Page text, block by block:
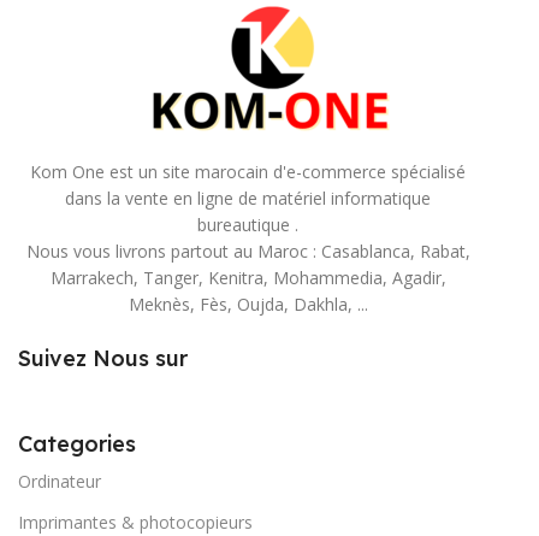
Kom One est un site marocain d'e-commerce spécialisé
dans la vente en ligne de matériel informatique
bureautique .
Nous vous livrons partout au Maroc : Casablanca, Rabat,
Marrakech, Tanger, Kenitra, Mohammedia, Agadir,
Meknès, Fès, Oujda, Dakhla, ...
Suivez Nous sur
Categories
Ordinateur
Imprimantes & photocopieurs